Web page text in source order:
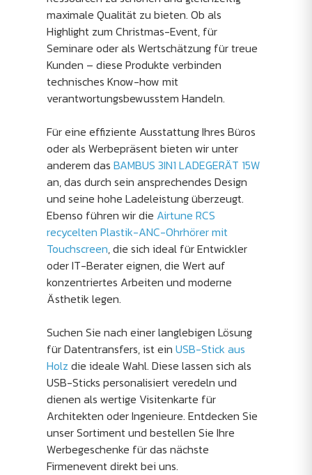
maximale Qualität zu bieten. Ob als
Highlight zum Christmas-Event, für
Seminare oder als Wertschätzung für treue
Kunden – diese Produkte verbinden
technisches Know-how mit
verantwortungsbewusstem Handeln.
Für eine effiziente Ausstattung Ihres Büros
oder als Werbepräsent bieten wir unter
anderem das BAMBUS 3IN1 LADEGERÄT 15W
an, das durch sein ansprechendes Design
und seine hohe Ladeleistung überzeugt.
Ebenso führen wir die Airtune RCS
recycelten Plastik-ANC-Ohrhörer mit
Touchscreen, die sich ideal für Entwickler
oder IT-Berater eignen, die Wert auf
konzentriertes Arbeiten und moderne
Ästhetik legen.
Suchen Sie nach einer langlebigen Lösung
für Datentransfers, ist ein USB-Stick aus
Holz die ideale Wahl. Diese lassen sich als
USB-Sticks personalisiert veredeln und
dienen als wertige Visitenkarte für
Architekten oder Ingenieure. Entdecken Sie
unser Sortiment und bestellen Sie Ihre
Werbegeschenke für das nächste
Firmenevent direkt bei uns.